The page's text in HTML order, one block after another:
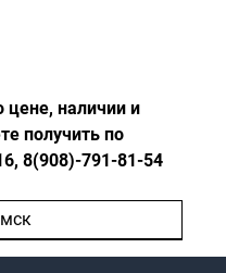
наличии и
получить по
8(908)-791-81-54